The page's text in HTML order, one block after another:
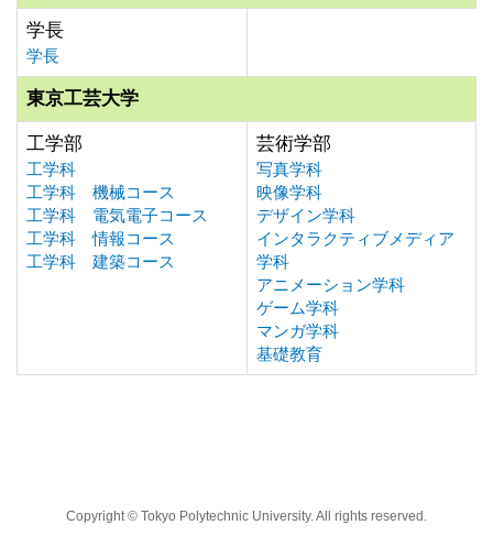
学長
学長
東京工芸大学
工学部
工学科
工学科 機械コース
工学科 電気電子コース
工学科 情報コース
工学科 建築コース
芸術学部
写真学科
映像学科
デザイン学科
インタラクティブメディア
学科
アニメーション学科
ゲーム学科
マンガ学科
基礎教育
Copyright © Tokyo Polytechnic University. All rights reserved.